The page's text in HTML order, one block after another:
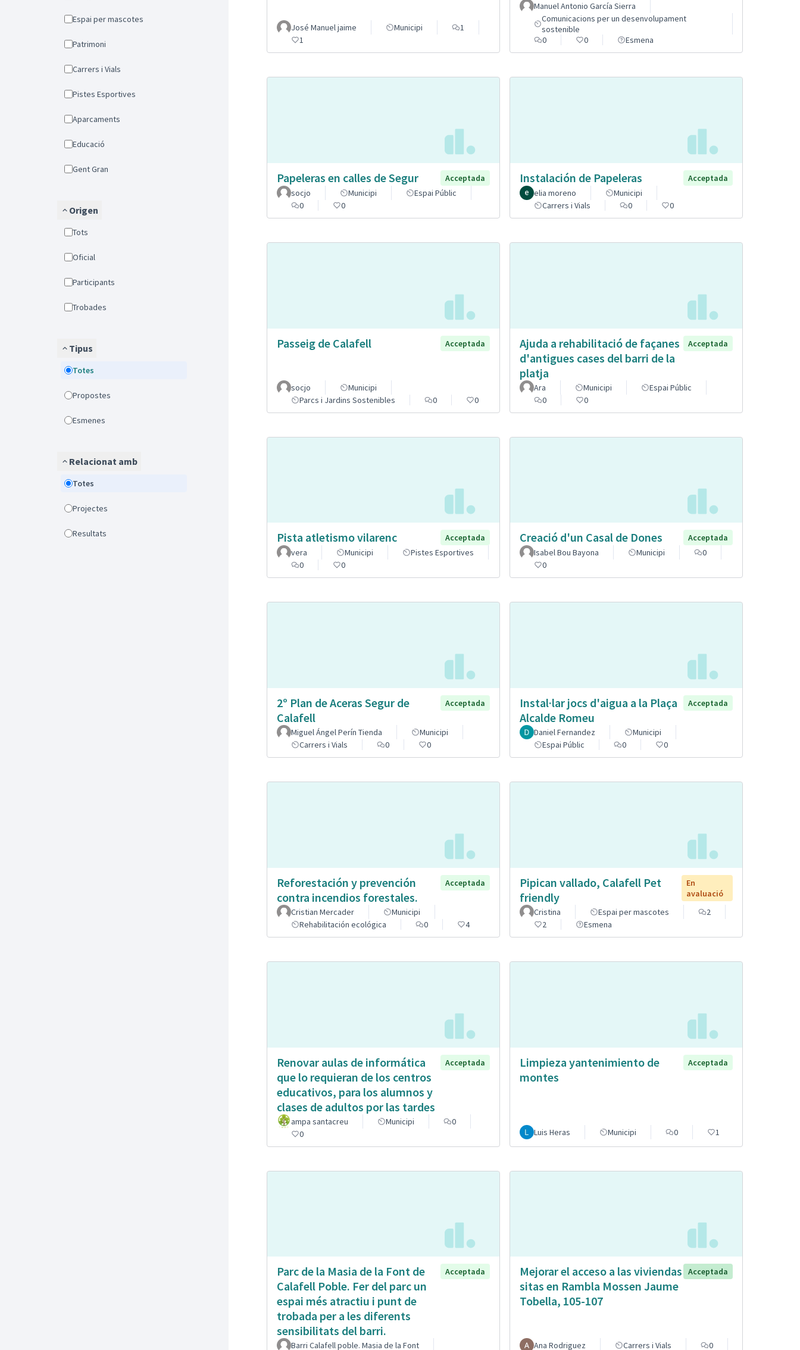
Espai per mascotes
Patrimoni
Carrers i Vials
Pistes Esportives
Aparcaments
Educació
Gent Gran
Origen
Tots
Oficial
Participants
Trobades
Tipus
Totes
Propostes
Esmenes
Relacionat amb
Totes
Projectes
Resultats
José Manuel jaime Municipi
1
1
Manuel Antonio García Sierra
Comunicacions per un desenvolupament
sostenible
0
0 Esmena
Papeleras en calles de Segur
Acceptada
socjo
Municipi
Espai Públic
0
0
Instalación de Papeleras
Acceptada
elia moreno
Municipi
Carrers i Vials
0 0
Passeig de Calafell Acceptada
socjo
Municipi
Parcs i Jardins Sostenibles
0 0
Ajuda a rehabilitació de façanes
d'antigues cases del barri de la
platja
Acceptada
Ara Municipi
Espai Públic
0
0
Pista atletismo vilarenc
Acceptada
vera
Municipi
Pistes Esportives
0
0
Creació d'un Casal de Dones
Acceptada
Isabel Bou Bayona
Municipi
0
0
2º Plan de Aceras Segur de
Calafell
Acceptada
Miguel Ángel Perín Tienda
Municipi
Carrers i Vials
0 0
Instal·lar jocs d'aigua a la Plaça
Alcalde Romeu
Acceptada
Daniel Fernandez
Municipi
Espai Públic
0 0
Reforestación y prevención
contra incendios forestales.
Acceptada
Cristian Mercader
Municipi
Rehabilitación ecológica
0 4
Pipican vallado, Calafell Pet
friendly
En
avaluació
Cristina
Espai per mascotes
2
2
Esmena
Renovar aulas de informática
que lo requieran de los centros
educativos, para los alumnos y
clases de adultos por las tardes
Acceptada
ampa santacreu Municipi
0
0
Limpieza yantenimiento de
montes
Acceptada
Luis Heras Municipi 0 1
Parc de la Masia de la Font de
Calafell Poble. Fer del parc un
espai més atractiu i punt de
trobada per a les diferents
sensibilitats del barri.
Acceptada
Barri Calafell poble. Masia de la Font
Mejorar el acceso a las viviendas
sitas en Rambla Mossen Jaume
Tobella, 105-107
Acceptada
Ana Rodriguez Carrers i Vials 0